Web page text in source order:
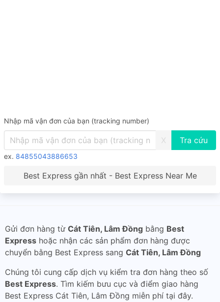
Nhập mã vận đơn của bạn (tracking number)
X
ex. 84855043886653
Best Express gần nhất - Best Express Near Me
Gửi đơn hàng từ Cát Tiên, Lâm Đồng bằng Best
Express hoặc nhận các sản phẩm đơn hàng được
chuyển bằng Best Express sang Cát Tiên, Lâm Đồng
Chúng tôi cung cấp dịch vụ kiểm tra đơn hàng theo số
Best Express. Tìm kiếm bưu cục và điểm giao hàng
Best Express Cát Tiên, Lâm Đồng miễn phí tại đây.